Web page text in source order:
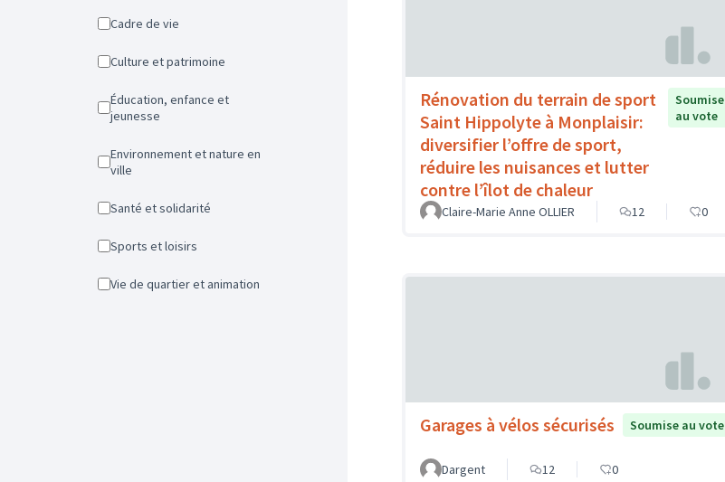
Cadre de vie
Culture et patrimoine
Éducation, enfance et
jeunesse
Environnement et nature en
ville
Santé et solidarité
Sports et loisirs
Vie de quartier et animation
Rénovation du terrain de sport
Saint Hippolyte à Monplaisir:
diversifier l’offre de sport,
réduire les nuisances et lutter
contre l’îlot de chaleur
Soumise
au vote
Claire-Marie Anne OLLIER 12 0
Garages à vélos sécurisés Soumise au vote
Dargent 12 0